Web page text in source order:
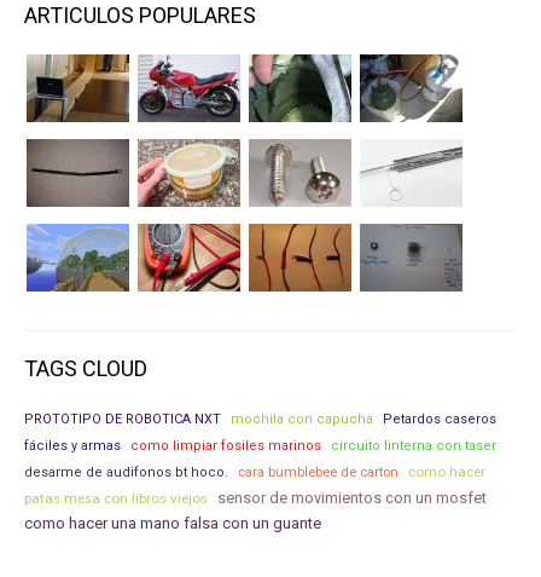
ARTICULOS POPULARES
TAGS CLOUD
PROTOTIPO DE ROBOTICA NXT mochila con capucha
Petardos caseros
fáciles y armas
como limpiar fosiles marinos
circuito linterna con taser
desarme de audifonos bt hoco.
cara bumblebee de carton
como hacer
patas mesa con libros viejos
sensor de movimientos con un mosfet
como hacer una mano falsa con un guante